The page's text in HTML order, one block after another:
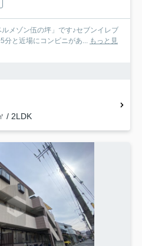
メゾン伍の坪」です♪セブンイレブ
分と近場にコンビニがあ... もっと見
/ 2LDK